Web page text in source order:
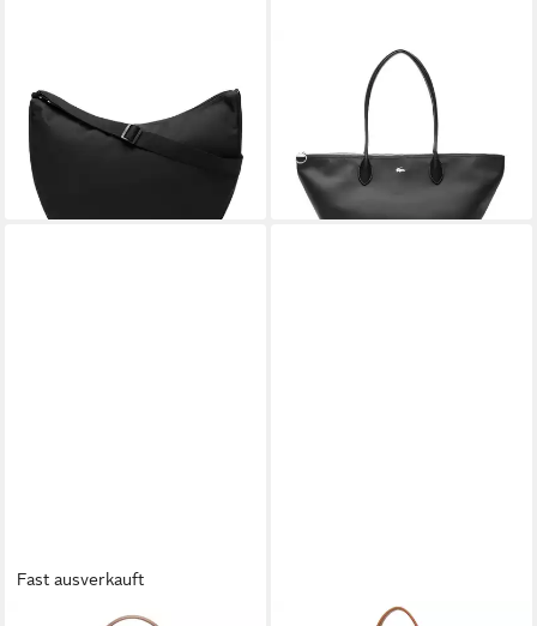
Handtasche Polyester
Neocroc L Moon Bag
ab 72,00 €
lieferbar - in 2-3 Werktagen bei dir
Handtasche Lacoste Athena
Shopping Bag
UVP 119,95 €
-33%
lieferbar - in 3-4 Werktagen bei dir
Fast ausverkauft